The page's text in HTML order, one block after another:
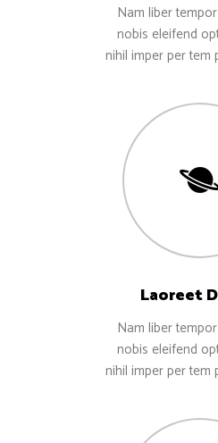
Nam liber
nobis eleifend
nihil imper per tem
Laoreet
Nam liber
nobis eleifend
nihil imper per tem